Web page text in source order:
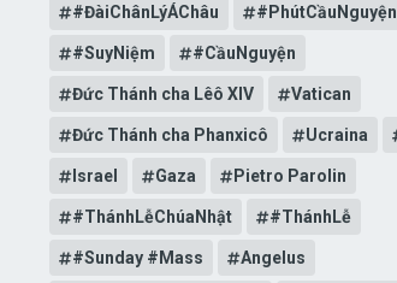
#ĐàiChânLýÁChâu #PhútCầuNguyện
#SuyNiệm #CầuNguyện
Đức Thánh cha Lêô XIV Vatican
Đức Thánh cha Phanxicô Ucraina
Israel Gaza Pietro Parolin
#ThánhLễChúaNhật #ThánhLễ
#Sunday #Mass Angelus